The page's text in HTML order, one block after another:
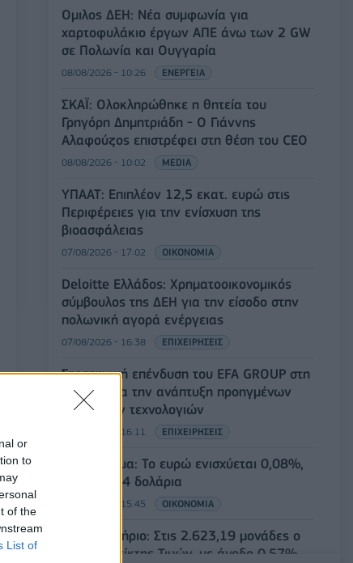
or
to
of the
List of
Όμιλος ΔΕΗ: Νέα συμφωνία για
χαρτοφυλάκιο έργων ΑΠΕ άνω των 2 GW
σε Πολωνία και Ουγγαρία
08/08/2026 - 10:26 ΕΝΕΡΓΕΙΑ
ΣΚΑΪ: Ολοκληρώθηκε η θητεία του
Γρηγόρη Δημητριάδη - Ο Γιάννης
Αλαφούζος επιστρέφει στη θέση του CEO
08/08/2026 - 10:02 MEDIA
ΥΠΑΑΤ: Επιπλέον 12,5 εκατ. ευρώ στις
Περιφέρειες για την ενίσχυση της
βιοασφάλειας
07/08/2026 - 17:02 ΟΙΚΟΝΟΜΙΑ
Deloitte Ελλάδος: Χρηματοοικονομικός
σύμβουλος της ΔΕΗ για την είσοδο στην
πολωνική αγορά ενέργειας
07/08/2026 - 16:38 ΕΠΙΧΕΙΡΗΣΕΙΣ
Στρατηγική επένδυση του EFA GROUP στη
Fractal για την ανάπτυξη προηγμένων
αμυντικών τεχνολογιών
07/08/2026 - 16:11 ΕΠΙΧΕΙΡΗΣΕΙΣ
Συνάλλαγμα: Το ευρώ ενισχύεται 0,08%,
στα 1,1534 δολάρια
07/08/2026 - 15:45 ΟΙΚΟΝΟΜΙΑ
Χρηματιστήριο: Στις 2.623,19 μονάδες ο
Γενικός Δείκτης Τιμών, με άνοδο 0,57%